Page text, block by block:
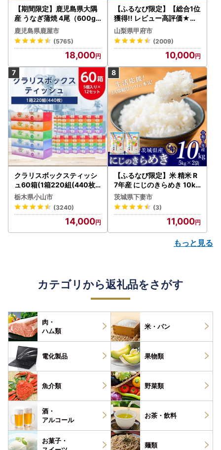
【期間限定】鹿児島県大隅
産 うなぎ蒲焼 4尾（600g
） KN007-004-04-cp18
うなぎ 鰻 魚 惣菜 総菜
鹿児島県鹿屋市
(5765)
18,000
【ふるなび限定】【総合1位
獲得!! レビュー高評価★】
〈2026年度配送分〉山梨
県産 シャインマスカット 2
～3房（1.0kg以上）シャイ
ン フルーツ FN-Limited-S
P
山梨県甲府市
(2009)
10,000
クラリスボックスティッシ
ュ60箱(1箱220組(440枚))
(5個入り×12セット)【配送
不可地域：離島・沖縄県】
【1256759】
栃木県小山市
(3240)
14,000
【ふるなび限定】米 精米 R
7年産 にじのきらめき 10kg
10月 FN-Limited-PR
茨城県下妻市
(3)
11,000
もっと見る
カテゴリから返礼品をさがす
肉・
ハム類
米・パン
電化製品 果物類
魚介類 野菜類
酒・
アルコール
お茶・ 飲料
お菓子・
麺類